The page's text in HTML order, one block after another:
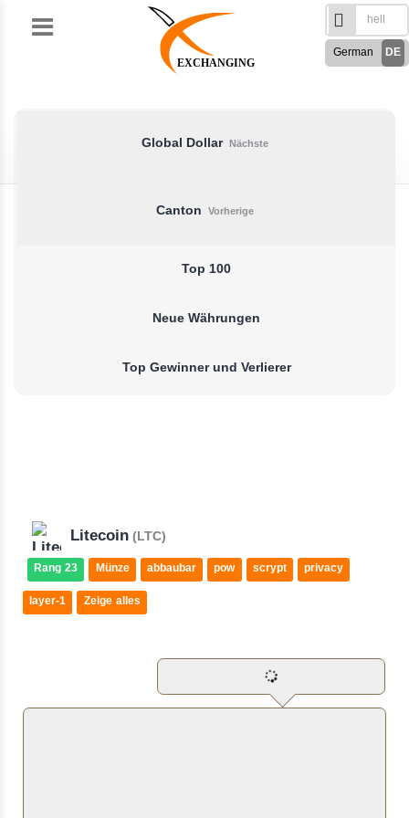
EXCHANGING
DE
German
Nächste
Global Dollar
Vorherige
Canton
Top 100
Neue Währungen
Top Gewinner und Verlierer
Litecoin (LTC)
Rang 23 Münze abbaubar pow scrypt privacy
layer-1 Zeige alles